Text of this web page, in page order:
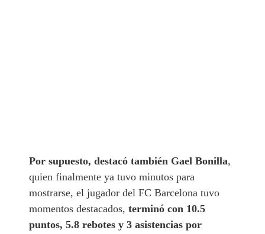
Por supuesto, destacó también Gael Bonilla,
quien finalmente ya tuvo minutos para
mostrarse, el jugador del FC Barcelona tuvo
momentos destacados, terminó con 10.5
puntos, 5.8 rebotes y 3 asistencias por